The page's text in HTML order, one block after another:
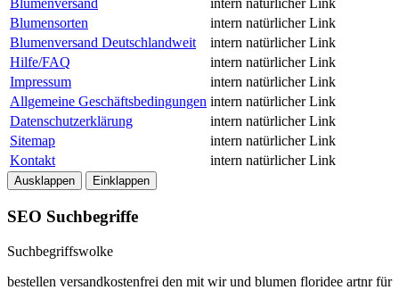
Blumenversand
intern natürlicher Link
Blumensorten
intern natürlicher Link
Blumenversand Deutschlandweit
intern natürlicher Link
Hilfe/FAQ
intern natürlicher Link
Impressum
intern natürlicher Link
Allgemeine Geschäftsbedingungen intern natürlicher Link
Datenschutzerklärung
intern natürlicher Link
Sitemap
intern natürlicher Link
Kontakt
intern natürlicher Link
Ausklappen Einklappen
SEO Suchbegriffe
Suchbegriffswolke
bestellen versandkostenfrei den mit wir und blumen floridee artnr für